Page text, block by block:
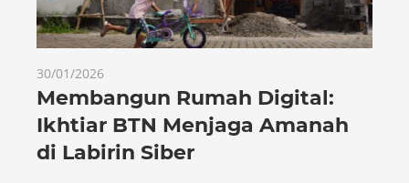
30/01/2026
Membangun Rumah Digital:
Ikhtiar BTN Menjaga Amanah
di Labirin Siber